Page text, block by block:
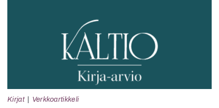
Kirjat Verkkoartikkeli